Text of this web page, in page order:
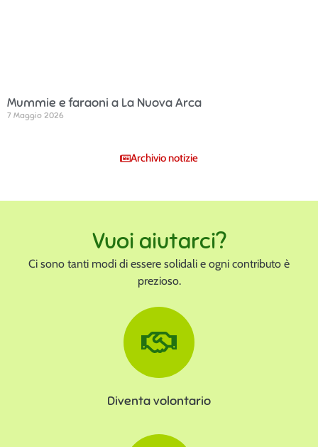
Mummie e faraoni a La Nuova Arca
7 Maggio 2026
Archivio notizie
Vuoi aiutarci?
Ci sono tanti modi di essere solidali e ogni contributo è
prezioso.
Diventa volontario